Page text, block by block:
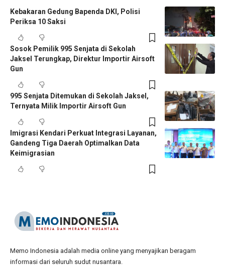
Kebakaran Gedung Bapenda DKI, Polisi
Periksa 10 Saksi
Sosok Pemilik 995 Senjata di Sekolah
Jaksel Terungkap, Direktur Importir Airsoft
Gun
995 Senjata Ditemukan di Sekolah Jaksel,
Ternyata Milik Importir Airsoft Gun
Imigrasi Kendari Perkuat Integrasi Layanan,
Gandeng Tiga Daerah Optimalkan Data
Keimigrasian
Memo Indonesia adalah media online yang menyajikan beragam
informasi dari seluruh sudut nusantara.